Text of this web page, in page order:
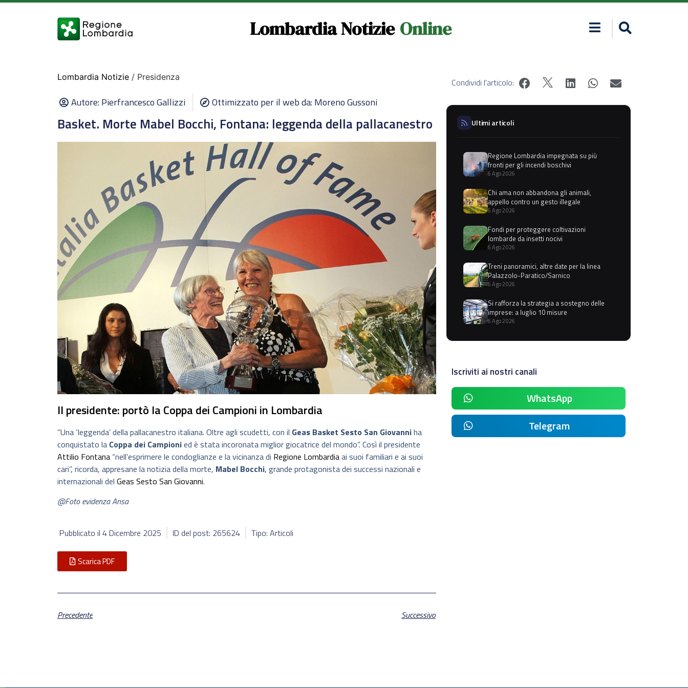
Lombardia Notizie Online
Lombardia Notizie / Presidenza
Autore:Pierfrancesco Gallizzi Ottimizzato per il web da: Moreno Gussoni
Basket. Morte Mabel Bocchi, Fontana: leggenda della pallacanestro
Il presidente: portò la Coppa dei Campioni in Lombardia
“Una ‘leggenda’ della pallacanestro italiana. Oltre agli scudetti, con il Geas Basket Sesto San Giovanniha
conquistato la Coppa dei Campionied è stata incoronata miglior giocatrice del mondo”. Così il presidente
Attilio Fontana “nell’esprimere le condoglianze e la vicinanza di Regione Lombardiaai suoi familiari e ai suoi
cari”, ricorda, appresane la notizia della morte, Mabel Bocchi, grande protagonista dei successi nazionali e
internazionali del Geas Sesto San Giovanni.
@Foto evidenza Ansa
Pubblicato il 4 Dicembre 2025 ID del post: 265624 Tipo: Articoli
Scarica PDF
Precedente Successivo
Condividi l'articolo:
Ultimi articoli
Regione Lombardia impegnata su più
fronti per gli incendi boschivi
6 Ago 2026
Chi ama non abbandona gli animali,
appello contro un gesto illegale
6 Ago 2026
Fondi per proteggere coltivazioni
lombarde da insetti nocivi
6 Ago 2026
Treni panoramici, altre date per la linea
Palazzolo-Paratico/Sarnico
6 Ago 2026
Si rafforza la strategia a sostegno delle
imprese: a luglio 10 misure
6 Ago 2026
Iscriviti ai nostri canali
WhatsApp
Telegram